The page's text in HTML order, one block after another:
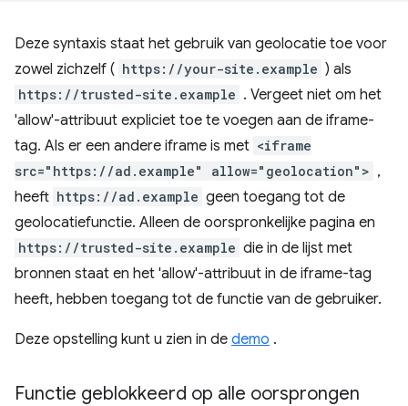
Deze syntaxis staat het gebruik van geolocatie toe voor
zowel zichzelf ( https://your-site.example ) als
https://trusted-site.example . Vergeet niet om het
'allow'-attribuut expliciet toe te voegen aan de iframe-
tag. Als er een andere iframe is met <iframe
src="https://ad.example" allow="geolocation"> ,
heeft https://ad.example geen toegang tot de
geolocatiefunctie. Alleen de oorspronkelijke pagina en
https://trusted-site.example die in de lijst met
bronnen staat en het 'allow'-attribuut in de iframe-tag
heeft, hebben toegang tot de functie van de gebruiker.
Deze opstelling kunt u zien in de demo .
Functie geblokkeerd op alle oorsprongen